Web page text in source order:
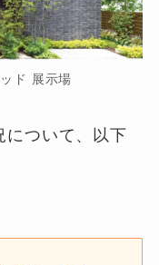
ド 展示場
について、以下